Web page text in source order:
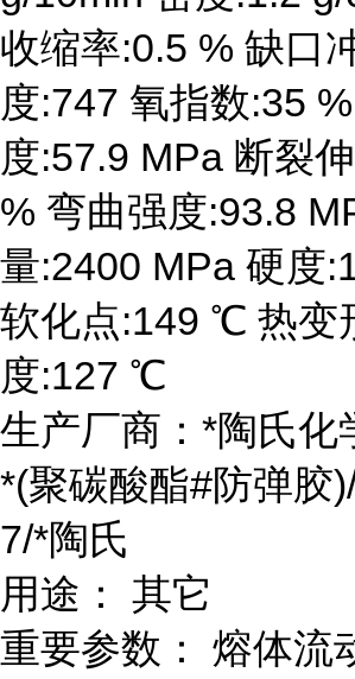
收缩率:0.5 % 缺口
度:747 氧指数:35
度:57.9 MPa 断裂
% 弯曲强度:93.8
量:2400 MPa 硬度
软化点:149 ℃ 热变
度:127 ℃
生产厂商：*陶氏化
*(聚碳酸酯#防弹胶
7/*陶氏
用途： 其它
重要参数： 熔体流